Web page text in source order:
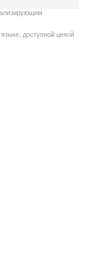
доступной ценой